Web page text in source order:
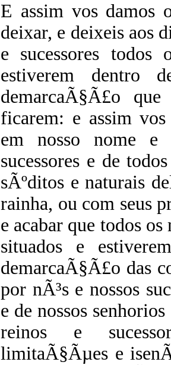
E assim vos damos
deixar, e deixeis aos
e sucessores todos
estiverem dentro
demarcaÃ§Ã£o
ficarem: e assim
em nosso nome e
sucessores e de
sÃºditos e naturais
rainha, ou com seus
e acabar que todos
situados e
demarcaÃ§Ã£o das
por nÃ³s e nossos
e de nossos
reinos e
limitaÃ§Ãµes e